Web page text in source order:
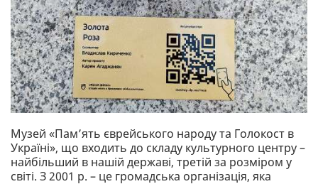
Музей «Пам’ять єврейського народу та Голокост в
Україні», що входить до складу культурного центру –
найбільший в нашій державі, третій за розміром у
світі. З 2001 р. – це громадська організація, яка